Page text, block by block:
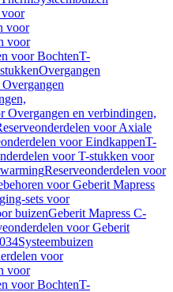
voor
voor
voor
voor BochtenT-
Overgangen
Overgangen en verbindingen,
voor Axiale
voor EindkappenT-
voor T-stukken voor
Reserveonderdelen voor
voor Geberit Mapress
sets voor
buizenGeberit Mapress C-
voor Geberit
Systeembuizen
voor
voor
voor BochtenT-